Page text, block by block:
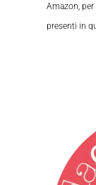
Amazon,
presenti in